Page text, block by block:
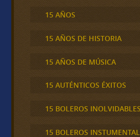
15 AÑOS
15 AÑOS DE HISTORIA
15 AÑOS DE MÚSICA
15 AUTÉNTICOS ÉXITOS
15 BOLEROS INOLVIDABLES
15 BOLEROS